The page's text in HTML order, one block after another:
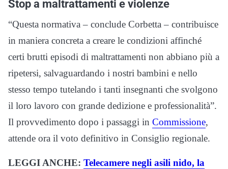
Stop a maltrattamenti e violenze
“Questa normativa – conclude Corbetta – contribuisce
in maniera concreta a creare le condizioni affinché
certi brutti episodi di maltrattamenti non abbiano più a
ripetersi, salvaguardando i nostri bambini e nello
stesso tempo tutelando i tanti insegnanti che svolgono
il loro lavoro con grande dedizione e professionalità”.
Il provvedimento dopo i passaggi in Commissione,
attende ora il voto definitivo in Consiglio regionale.
LEGGI ANCHE: Telecamere negli asili nido, la